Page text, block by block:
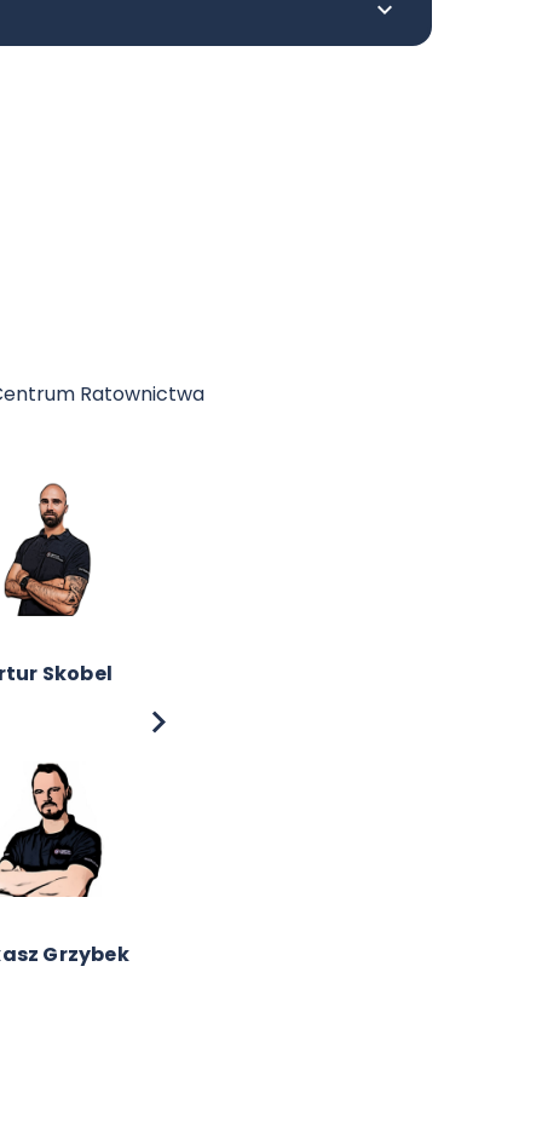
Ratownictwa
Kościelniak
Szewczak